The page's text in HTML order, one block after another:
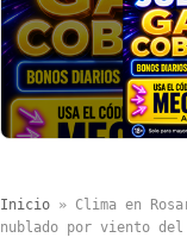
Inicio » Clima en
nublado por viento del